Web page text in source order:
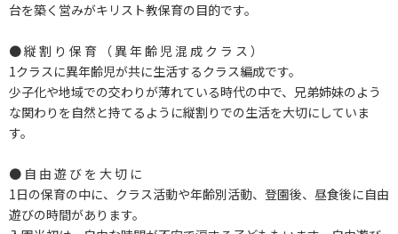
台を築く営みがキリスト教保育の目的です。
● 縦 割 り 保 育 （ 異 年 齢 児 混 成 ク ラ ス ）
1クラスに異年齢児が共に生活するクラス編成です。
少子化や地域での交わりが薄れている時代の中で、兄弟姉妹のよう
な関わりを自然と持てるように縦割りでの生活を大切にしていま
す。
● 自 由 遊 び を 大 切 に
1日の保育の中に、クラス活動や年齢別活動、登園後、昼食後に自由
遊びの時間があります。